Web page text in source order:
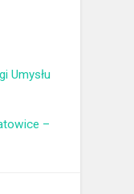
Umysłu
–